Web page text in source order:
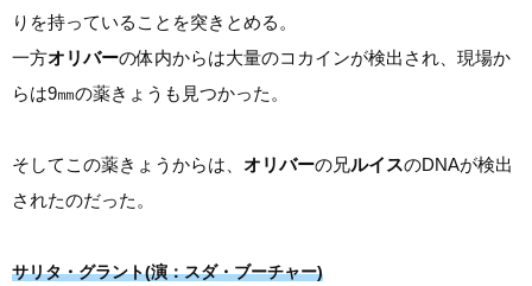
りを持っていることを突きとめる。
一方オリバーの体内からは大量のコカインが検出され、現場か
らは9㎜の薬きょうも見つかった。
そしてこの薬きょうからは、 オリバーの兄ルイスのDNAが検出
されたのだった。
サリタ・グラント(演：スダ・ブーチャー)